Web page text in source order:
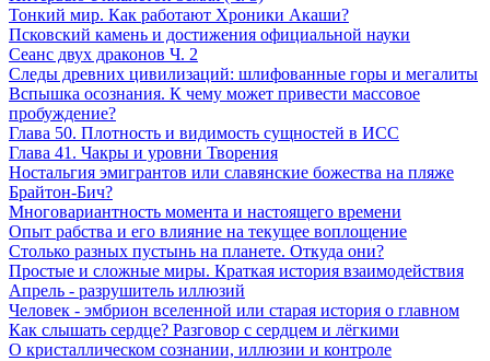
Тонкий мир. Как работают Хроники Акаши?
Псковский камень и достижения официальной науки
Сеанс двух драконов Ч. 2
Следы древних цивилизаций: шлифованные горы и мегалиты
Вспышка осознания. К чему может привести массовое
пробуждение?
Глава 50. Плотность и видимость сущностей в ИСС
Глава 41. Чакры и уровни Творения
Ностальгия эмигрантов или славянские божества на пляже
Брайтон-Бич?
Многовариантность момента и настоящего времени
Опыт рабства и его влияние на текущее воплощение
Столько разных пустынь на планете. Откуда они?
Простыe и сложные миры. Краткая история взаимодействия
Апрель - разрушитель иллюзий
Человек - эмбрион вселенной или старая история о главном
Как слышать сердце? Разговор с сердцем и лёгкими
О кристаллическом сознании, иллюзии и контроле